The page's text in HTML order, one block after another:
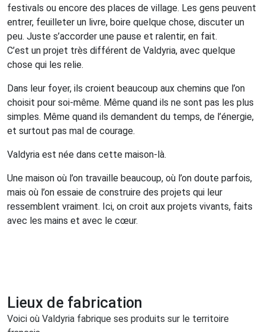
festivals ou encore des places de village. Les gens peuvent
entrer, feuilleter un livre, boire quelque chose, discuter un
peu. Juste s’accorder une pause et ralentir, en fait.
C’est un projet très différent de Valdyria, avec quelque
chose qui les relie.
Dans leur foyer, ils croient beaucoup aux chemins que l’on
choisit pour soi-même. Même quand ils ne sont pas les plus
simples. Même quand ils demandent du temps, de l’énergie,
et surtout pas mal de courage.
Valdyria est née dans cette maison-là.
Une maison où l’on travaille beaucoup, où l’on doute parfois,
mais où l’on essaie de construire des projets qui leur
ressemblent vraiment. Ici, on croit aux projets vivants, faits
avec les mains et avec le cœur.
Lieux de fabrication
Voici où Valdyria fabrique ses produits sur le territoire